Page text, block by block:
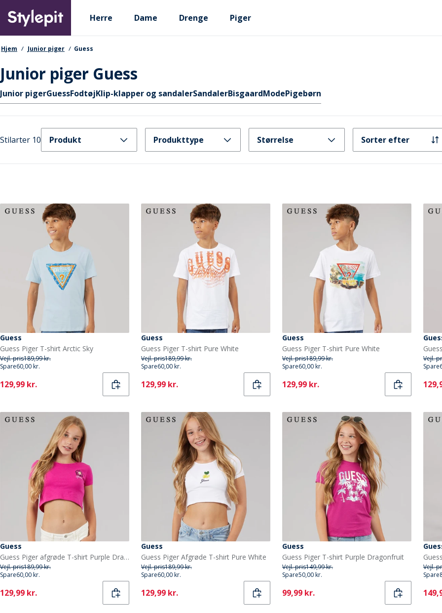
main
content
Primary departments
Herre Dame Drenge Piger
navigationssti
Hjem Junior piger Guess
Junior piger Guess
Hurtige links
Junior pigerGuessFodtøjKlip-klapper og sandalerSandalerBisgaardModePigebørn
Stilarter 10 Produkt Produkttype Størrelse Sorter efter
Guess
Guess Piger T-shirt Arctic Sky
Vejl. pris189,99 kr.
Spare60,00 kr.
Current
129,99 kr.
Guess
Guess Piger T-shirt Pure White
Vejl. pris189,99 kr.
Spare60,00 kr.
Current
129,99 kr.
Guess
Guess Piger T-shirt Pure White
Vejl. pris189,99 kr.
Spare60,00 kr.
Current
129,99 kr.
Vejl.
Spare
Guess
Guess Piger afgrøde T-shirt Purple Dragonfruit
Vejl. pris189,99 kr.
Spare60,00 kr.
Current
129,99 kr.
Guess
Guess Piger Afgrøde T-shirt Pure White
Vejl. pris189,99 kr.
Spare60,00 kr.
Current
129,99 kr.
Guess
Guess Piger T-shirt Purple Dragonfruit
Vejl. pris149,99 kr.
Spare50,00 kr.
Current
99,99 kr.
Vejl.
Spare